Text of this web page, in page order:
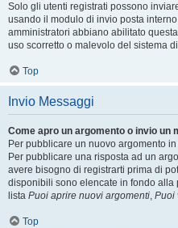
Solo gli utenti registrati possono
usando il modulo di invio posta
amministratori abbiano abilitato
uso scorretto o malevolo del sistema
Top
Invio Messaggi
Come apro un argomento o invio un
Per pubblicare un nuovo argomento
Per pubblicare una risposta ad un
avere bisogno di registrarti prima di
disponibili sono elencate in fondo alla
lista Puoi aprire nuovi argomenti, Puoi
Top